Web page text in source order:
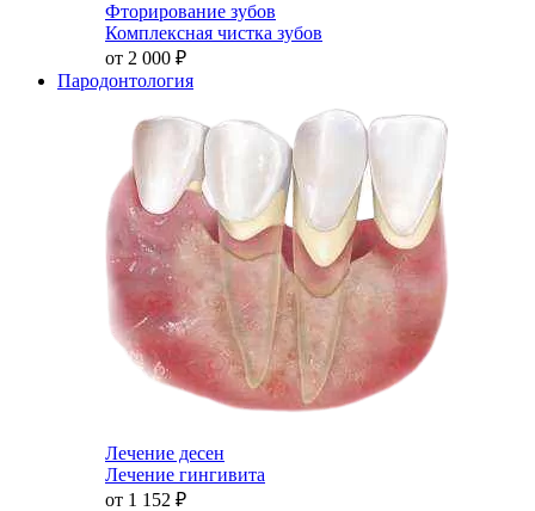
Фторирование зубов
Комплексная чистка зубов
от 2 000 ₽
Пародонтология
Лечение десен
Лечение гингивита
от 1 152 ₽